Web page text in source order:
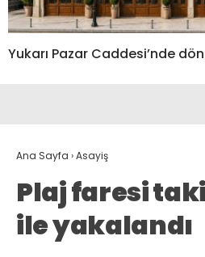
Yukarı Pazar Caddesi’nde
Ana Sayfa ›Asayiş
Plaj faresi
ile yakalandı